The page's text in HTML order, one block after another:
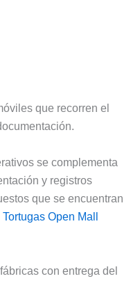
que recorren el
se complementa
y registros
que se encuentran
Tortugas Open Mall
con entrega del